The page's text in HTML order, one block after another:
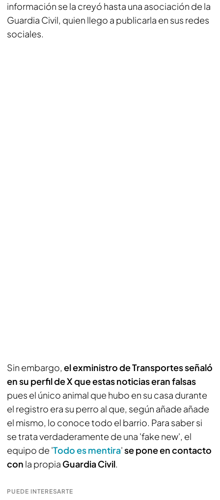
información se la creyó hasta una asociación de la
Guardia Civil, quien llego a publicarla en sus redes
sociales.
Sin embargo, el exministro de Transportes señaló
en su perfil de X que estas noticias eran falsas
pues el único animal que hubo en su casa durante
el registro era su perro al que, según añade añade
el mismo, lo conoce todo el barrio. Para saber si
se trata verdaderamente de una 'fake new', el
equipo de 'Todo es mentira'se pone en contacto
con la propia Guardia Civil.
PUEDE INTERESARTE